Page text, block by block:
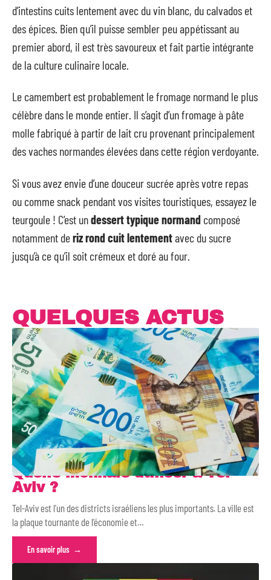
d’intestins cuits lentement avec du vin blanc, du calvados et
des épices. Bien qu’il puisse sembler peu appétissant au
premier abord, il est très savoureux et fait partie intégrante
de la culture culinaire locale.
Le camembert est probablement le fromage normand le plus
célèbre dans le monde entier. Il s’agit d’un fromage à pâte
molle fabriqué à partir de lait cru provenant principalement
des vaches normandes élevées dans cette région verdoyante.
Si vous avez envie d’une douceur sucrée après votre repas
ou comme snack pendant vos visites touristiques, essayez le
teurgoule ! C’est undessert typique normand composé
notamment deriz rond cuit lentementavec du sucre
jusqu’à ce qu’il soit crémeux et doré au four.
QUELQUES ACTUS
Quelle monnaie utiliser à Tel-
Aviv ?
Tel-Aviv est l’un des districts israéliens les plus importants. La ville est
la plaque tournante de l’économie et…
En savoir plus